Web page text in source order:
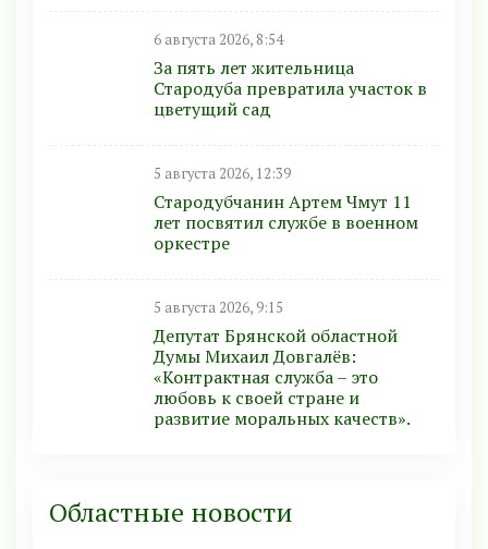
6 августа 2026, 8:54
За пять лет жительница
Стародуба превратила участок в
цветущий сад
5 августа 2026, 12:39
Стародубчанин Артем Чмут 11
лет посвятил службе в военном
оркестре
5 августа 2026, 9:15
Депутат Брянской областной
Думы Михаил Довгалёв:
«Контрактная служба – это
любовь к своей стране и
развитие моральных качеств».
Областные новости